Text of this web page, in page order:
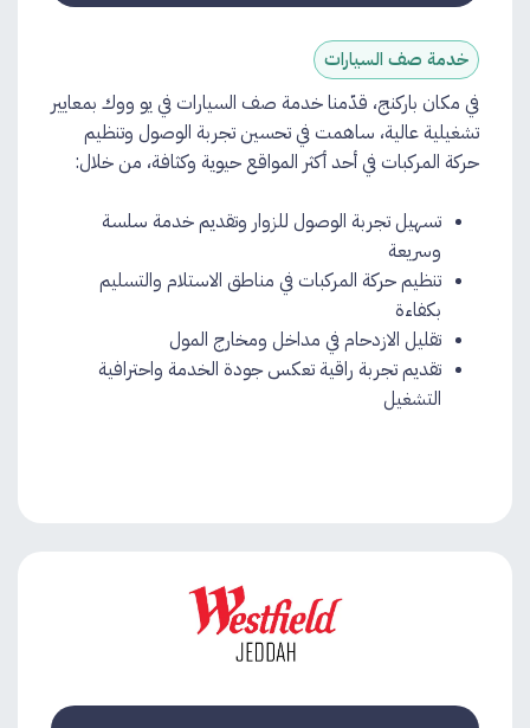
خدمة صف السيارات
في مكان باركنج، قدّمنا خدمة صف السيارات في يو ووك بمعايير
تشغيلية عالية، ساهمت في تحسين تجربة الوصول وتنظيم
حركة المركبات في أحد أكثر المواقع حيوية وكثافة، من خلال:
تسهيل تجربة الوصول للزوار وتقديم خدمة سلسة
وسريعة
تنظيم حركة المركبات في مناطق الاستلام والتسليم
بكفاءة
تقليل الازدحام في مداخل ومخارج المول
تقديم تجربة راقية تعكس جودة الخدمة واحترافية
التشغيل